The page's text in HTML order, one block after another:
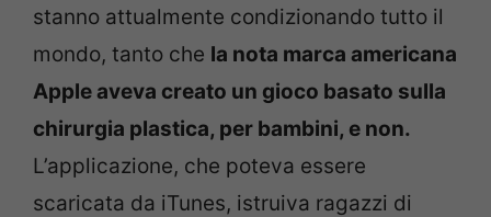
stanno attualmente condizionando tutto il
mondo, tanto che la nota marca americana
Apple aveva creato un gioco basato sulla
chirurgia plastica, per bambini, e non.
L’applicazione, che poteva essere
scaricata da iTunes, istruiva ragazzi di